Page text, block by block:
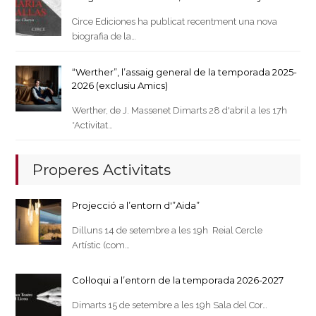
Circe Ediciones ha publicat recentment una nova
biografia de la…
“Werther”, l’assaig general de la temporada 2025-
2026 (exclusiu Amics)
Werther, de J. Massenet Dimarts 28 d'abril a les 17h
*Activitat…
Properes Activitats
Projecció a l’entorn d'”Aida”
Dilluns 14 de setembre a les 19h Reial Cercle
Artístic (com…
Col·loqui a l’entorn de la temporada 2026-2027
Dimarts 15 de setembre a les 19h Sala del Cor…